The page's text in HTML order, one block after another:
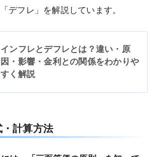
デフレ」を解説しています。
インフレとデフレとは？違い・原
因・影響・金利との関係をわかりや
すく解説
計算方法